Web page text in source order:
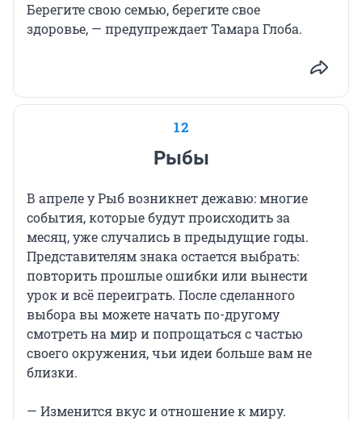
Берегите свою семью, берегите свое
здоровье, — предупреждает Тамара Глоба.
12
Рыбы
В апреле у Рыб возникнет дежавю: многие
события, которые будут происходить за
месяц, уже случались в предыдущие годы.
Представителям знака остается выбрать:
повторить прошлые ошибки или вынести
урок и всё переиграть. После сделанного
выбора вы можете начать по-другому
смотреть на мир и попрощаться с частью
своего окружения, чьи идеи больше вам не
близки.
— Изменится вкус и отношение к миру.